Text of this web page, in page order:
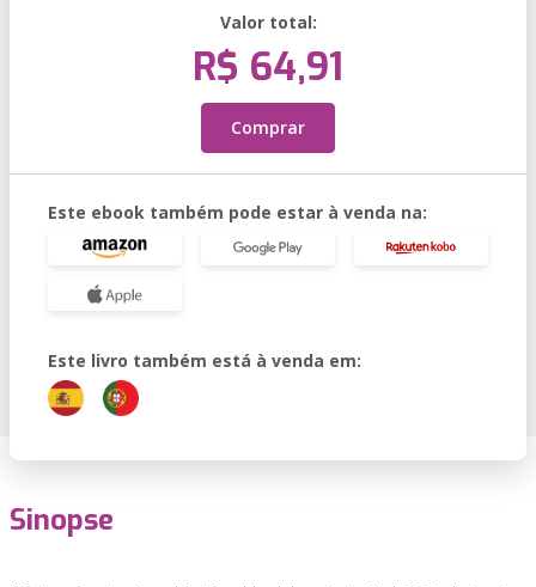
Valor total:
R$ 64,91
Comprar
Este ebook também pode estar à venda na:
Este livro também está à venda em:
Sinopse